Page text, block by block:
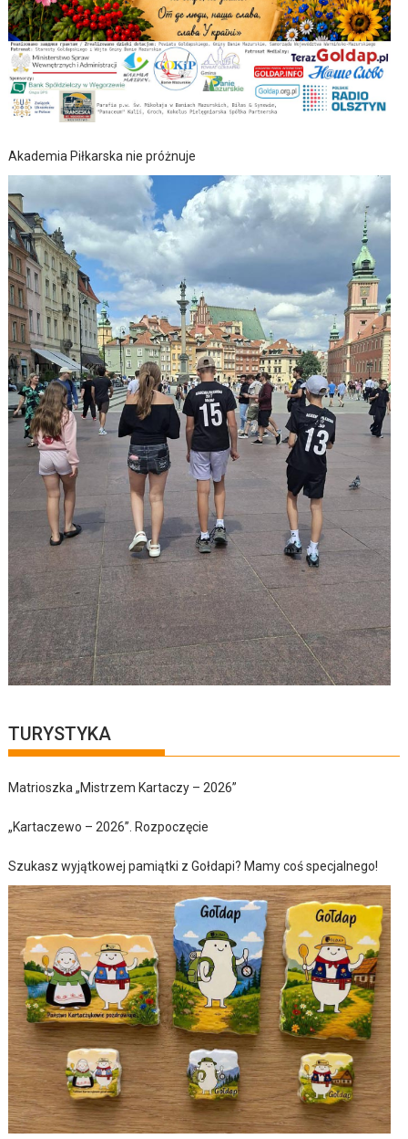
Akademia Piłkarska nie próżnuje
TURYSTYKA
Matrioszka „Mistrzem Kartaczy – 2026”
„Kartaczewo – 2026”. Rozpoczęcie
Szukasz wyjątkowej pamiątki z Gołdapi? Mamy coś specjalnego!